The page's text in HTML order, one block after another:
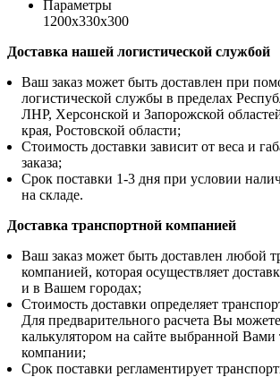
Параметры
1200х330х300
Доставка нашей логистической службой
Ваш заказ может быть доставлен при
логистической службы в пределах
ЛНР, Херсонской и Запорожской
края, Ростовской области;
Стоимость доставки зависит от веса и
заказа;
Срок поставки 1-3 дня при условии
на складе.
Доставка транспортной компанией
Ваш заказ может быть доставлен любой
компанией, которая осуществляет
и в Вашем городах;
Стоимость доставки определяет
Для предварительного расчета Вы
калькулятором на сайте выбранной Вами
компании;
Срок поставки регламентирует